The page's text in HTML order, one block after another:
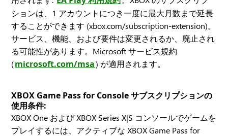
ションは、1 アカウントにつき一度に最大月数まで延長
することができます (xbox.com/subscription-extension)。
サービス、機能、および要件は変更されるか、廃止され
る可能性があります。Microsoft サービス規約
(microsoft.com/msa) が適用されます。
XBOX Game Pass for Console サブスクリプションの
使用条件:
XBOX One および XBOX Series X|S コンソールでゲームを
プレイするには、アクティブな XBOX Game Pass for